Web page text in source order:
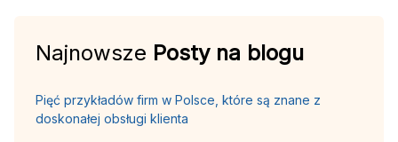
Najnowsze Posty na blogu
Pięć przykładów firm w Polsce, które są znane z
doskonałej obsługi klienta